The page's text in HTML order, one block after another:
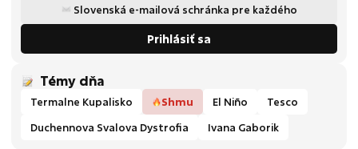
Slovenská e-mailová schránka pre každého
Prihlásiť sa
Témy dňa
Termalne Kupalisko Shmu El Niño
Tesco
Duchennova Svalova Dystrofia
Ivana Gaborik